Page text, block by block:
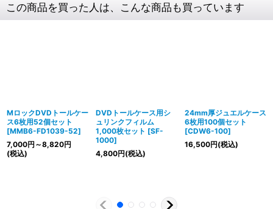
この商品を買った人は、こんな商品も買っています
MロックDVDトールケー
ス6枚用52個セット
[MMB6-FD1039-52]
7,000円 ～8,820円
(税込)
DVDトールケース用シ
ュリンクフィルム
1,000枚セット [SF-
1000]
4,800円(税込)
24mm厚ジュエルケース
6枚用100個セット
[CDW6-100]
16,500円(税込)